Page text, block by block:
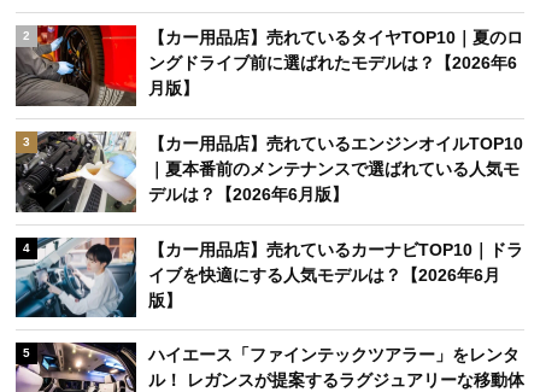
2
【カー用品店】売れているタイヤTOP10｜夏のロ
ングドライブ前に選ばれたモデルは？【2026年6
月版】
3
【カー用品店】売れているエンジンオイルTOP10
｜夏本番前のメンテナンスで選ばれている人気モ
デルは？【2026年6月版】
4
【カー用品店】売れているカーナビTOP10｜ドラ
イブを快適にする人気モデルは？【2026年6月
版】
5
ハイエース「ファインテックツアラー」をレンタ
ル！ レガンスが提案するラグジュアリーな移動体